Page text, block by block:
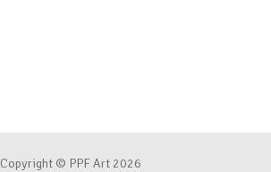
Copyright © PPF Art 2026